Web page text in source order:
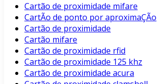
Cartão de proximidade mifare
CartÃo de ponto por aproximaÇÃo
Cartão de proximidade
Cartão mifare
Cartão de proximidade rfid
Cartão de proximidade 125 khz
Cartão de proximidade acura